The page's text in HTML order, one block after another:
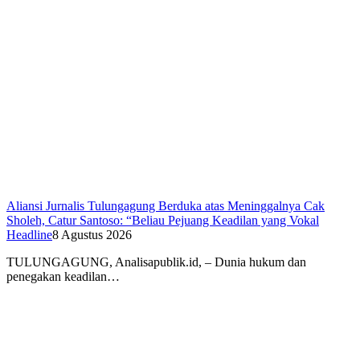
Aliansi Jurnalis Tulungagung Berduka atas Meninggalnya Cak
Sholeh, Catur Santoso: “Beliau Pejuang Keadilan yang Vokal
Headline8 Agustus 2026
​TULUNGAGUNG, Analisapublik.id, – Dunia hukum dan
penegakan keadilan…